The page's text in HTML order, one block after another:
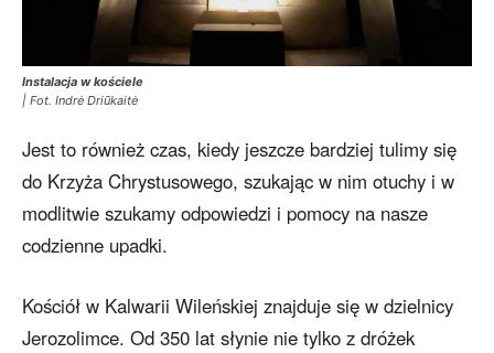
Instalacja w kościele
| Fot. Indrė Driūkaitė
Jest to również czas, kiedy jeszcze bardziej tulimy się
do Krzyża Chrystusowego, szukając w nim otuchy i w
modlitwie szukamy odpowiedzi i pomocy na nasze
codzienne upadki.
Kościół w Kalwarii Wileńskiej znajduje się w dzielnicy
Jerozolimce. Od 350 lat słynie nie tylko z dróżek